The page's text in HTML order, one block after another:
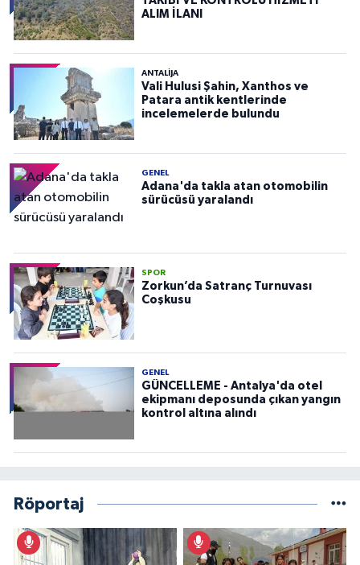
ALIM İLANI
ANTALIJA
Vali Hulusi Şahin, Xanthos ve
Patara antik kentlerinde
incelemelerde bulundu
GENEL
Adana'da takla atan otomobilin
sürücüsü yaralandı
SPOR
Zorkun’da Satranç Turnuvası
Coşkusu
GENEL
GÜNCELLEME - Antalya'da otel
ekipmanı deposunda çıkan yangın
kontrol altına alındı
Röportaj